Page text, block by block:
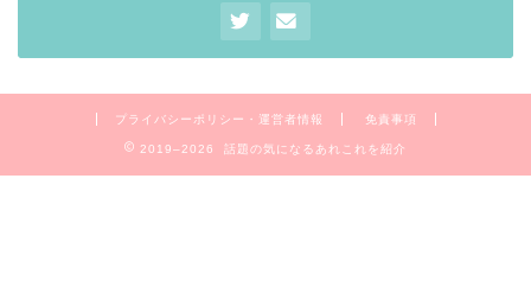
プライバシーポリシー・運営者情報 免責事項
2019–2026 話題の気になるあれこれを紹介